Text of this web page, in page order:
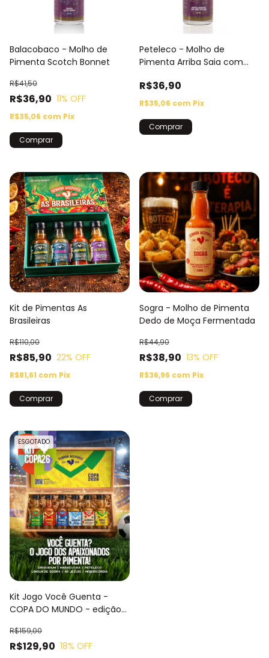
Balacobaco - Molho de
Pimenta Scotch Bonnet
R$36,90
R$41,50
11% OFF
R$35,06 com Pix
Peteleco - Molho de
Pimenta Arriba Saia com
R$36,90
R$35,06 com Pix
1/5
Kit de Pimentas As
Brasileiras
R$85,90
R$110,00
22% OFF
R$81,61 com Pix
Sogra - Molho de Pimenta
Dedo de Moça Fermentada
R$38,90
R$44,90
13% OFF
R$36,96 com Pix
1/2
ESGOTADO
Kit Jogo Você Guenta -
COPA DO MUNDO - edição
R$129,90
R$159,00
18% OFF